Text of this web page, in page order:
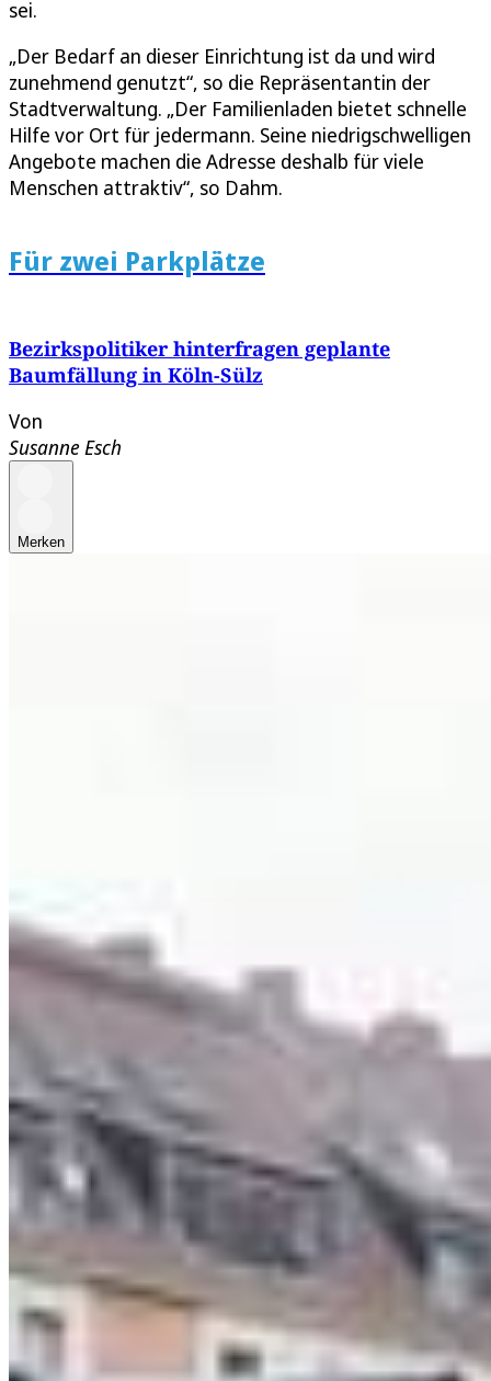
sei.
„Der Bedarf an dieser Einrichtung ist da und wird
zunehmend genutzt“, so die Repräsentantin der
Stadtverwaltung. „Der Familienladen bietet schnelle
Hilfe vor Ort für jedermann. Seine niedrigschwelligen
Angebote machen die Adresse deshalb für viele
Menschen attraktiv“, so Dahm.
Für zwei Parkplätze
Bezirkspolitiker hinterfragen geplante
Baumfällung in Köln-Sülz
Von
Susanne Esch
Merken